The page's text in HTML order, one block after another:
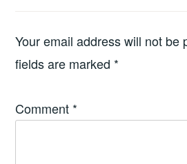
Your email address will not be
fields are marked *
Comment *